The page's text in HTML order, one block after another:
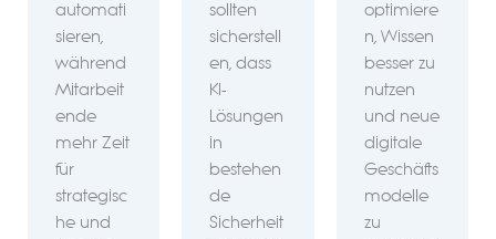
automati
sieren,
während
Mitarbeit
ende
mehr Zeit
für
strategisc
he und
sollten
sicherstell
en, dass
KI-
Lösungen
in
bestehen
de
Sicherheit
optimiere
n, Wissen
besser zu
nutzen
und neue
digitale
Geschäfts
modelle
zu